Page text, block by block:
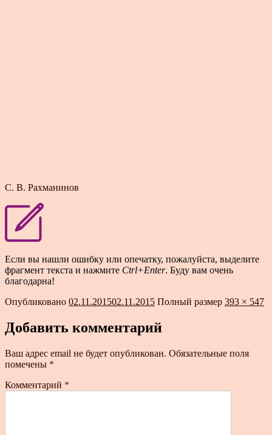
С. В. Рахманинов
Если вы нашли ошибку или опечатку, пожалуйста, выделите
фрагмент текста и нажмите Ctrl+Enter. Буду вам очень
благодарна!
Опубликовано 02.11.201502.11.2015 Полный размер 393 × 547
Добавить комментарий
Ваш адрес email не будет опубликован. Обязательные поля
помечены *
Комментарий *